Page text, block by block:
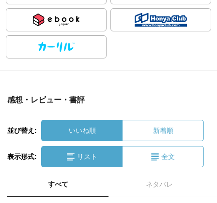
感想・レビュー・書評
並び替え: いいね順 新着順
表示形式: リスト 全文
すべて ネタバレ